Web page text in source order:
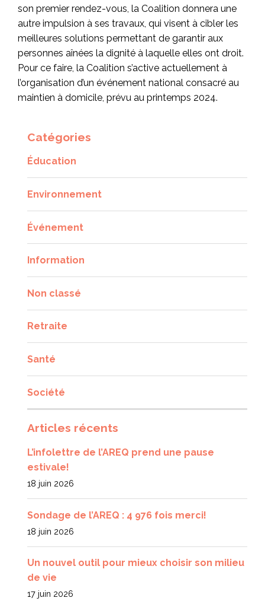
son premier rendez-vous, la Coalition donnera une
autre impulsion à ses travaux, qui visent à cibler les
meilleures solutions permettant de garantir aux
personnes aînées la dignité à laquelle elles ont droit.
Pour ce faire, la Coalition s’active actuellement à
l’organisation d’un événement national consacré au
maintien à domicile, prévu au printemps 2024.
Catégories
Éducation
Environnement
Événement
Information
Non classé
Retraite
Santé
Société
Articles récents
L’infolettre de l’AREQ prend une pause
estivale!
18 juin 2026
Sondage de l’AREQ : 4 976 fois merci!
18 juin 2026
Un nouvel outil pour mieux choisir son milieu
de vie
17 juin 2026